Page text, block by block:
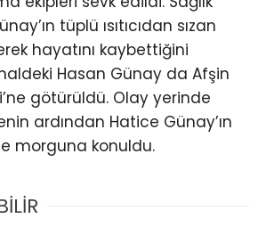
tüplü ısıtıcıdan sızan
hayatını kaybettiğini
Hasan Günay da Afşin
götürüldü. Olay yerinde
ardından Hatice Günay’ın
morguna konuldu.